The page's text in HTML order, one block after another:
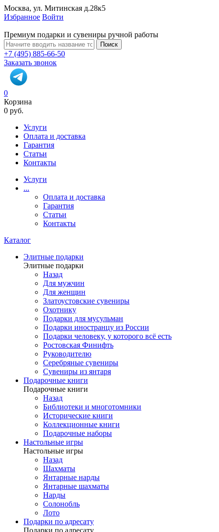
Москва, ул. Митинская д.28к5
Избранное Войти
Премиум подарки и сувениры ручной работы
Поиск
+7 (495) 885-66-50
Заказать звонок
0
Корзина
0 руб.
Услуги
Оплата и доставка
Гарантия
Статьи
Контакты
Услуги
...
Оплата и доставка
Гарантия
Статьи
Контакты
Каталог
Элитные подарки
Элитные подарки
Назад
Для мужчин
Для женщин
Златоустовские сувениры
Охотнику
Подарки для мусульман
Подарки иностранцу из России
Подарки человеку, у которого всё есть
Ростовская Финифть
Руководителю
Серебряные сувениры
Сувениры из янтаря
Подарочные книги
Подарочные книги
Назад
Библиотеки и многотомники
Исторические книги
Коллекционные книги
Подарочные наборы
Настольные игры
Настольные игры
Назад
Шахматы
Янтарные нарды
Янтарные шахматы
Нарды
Солонобль
Лото
Подарки по адресату
Подарки по адресату